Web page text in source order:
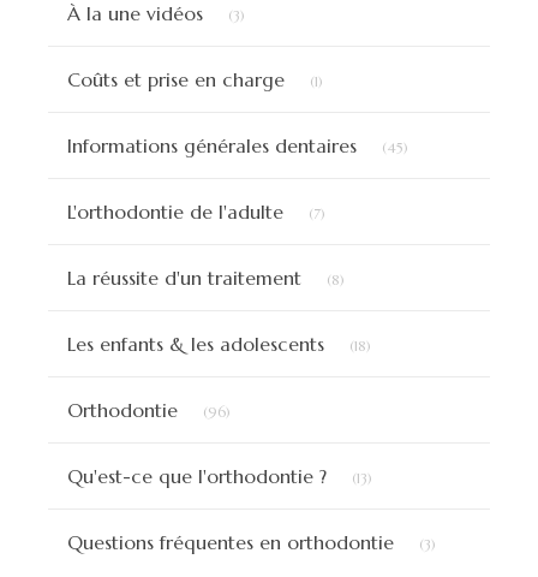
À la une vidéos (3)
Coûts et prise en charge (1)
Informations générales dentaires (45)
L'orthodontie de l'adulte (7)
La réussite d'un traitement (8)
Les enfants & les adolescents (18)
Orthodontie (96)
Qu'est-ce que l'orthodontie ? (13)
Questions fréquentes en orthodontie (3)